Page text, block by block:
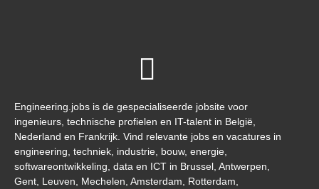
Engineering.jobs is de gespecialiseerde jobsite voor
ingenieurs, technische profielen en IT-talent in België,
Nederland en Frankrijk. Vind relevante jobs en vacatures in
engineering, techniek, industrie, bouw, energie,
softwareontwikkeling, data en ICT in Brussel, Antwerpen,
Gent, Leuven, Mechelen, Amsterdam, Rotterdam,